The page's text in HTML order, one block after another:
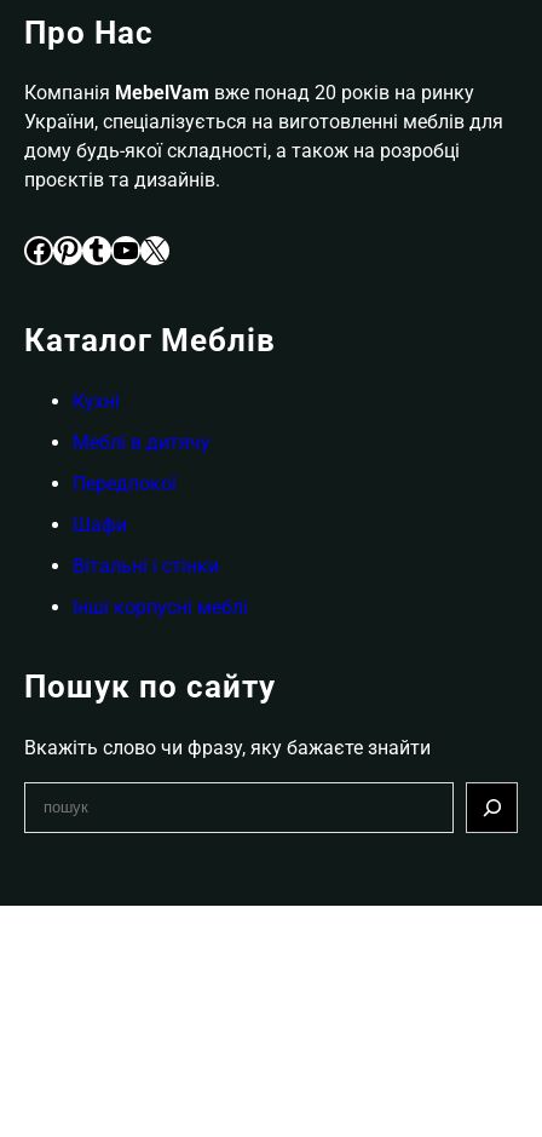
Про Нас
Компанія MebelVam вже понад 20 років на ринку
України, спеціалізується на виготовленні меблів для
дому будь-якої складності, а також на розробці
проєктів та дизайнів.
Facebook Pinterest Tumblr YouTube X
Каталог Меблів
Кухні
Меблі в дитячу
Передпокої
Шафи
Вітальні і стінки
Інші корпусні меблі
Пошук по сайту
Вкажіть слово чи фразу, яку бажаєте знайти
c